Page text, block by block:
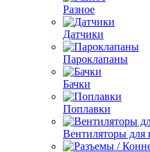
Разное
Датчики
Пароклапаны
Бачки
Поплавки
Вентиляторы для